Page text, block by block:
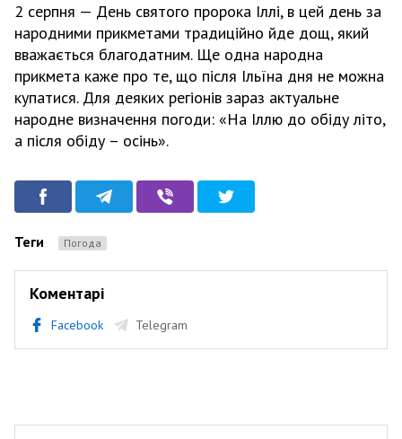
2 серпня — День святого пророка Іллі, в цей день за
народними прикметами традиційно йде дощ, який
вважається благодатним. Ще одна народна
прикмета каже про те, що після Ільїна дня не можна
купатися. Для деяких регіонів зараз актуальне
народне визначення погоди: «На Іллю до обіду літо,
а після обіду – осінь».
Теги Погода
Коментарі
Facebook Telegram